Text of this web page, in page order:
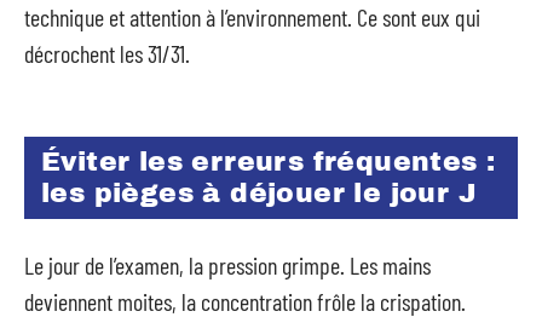
technique et attention à l’environnement. Ce sont eux qui
décrochent les 31/31.
Éviter les erreurs fréquentes :
les pièges à déjouer le jour J
Le jour de l’examen, la pression grimpe. Les mains
deviennent moites, la concentration frôle la crispation.